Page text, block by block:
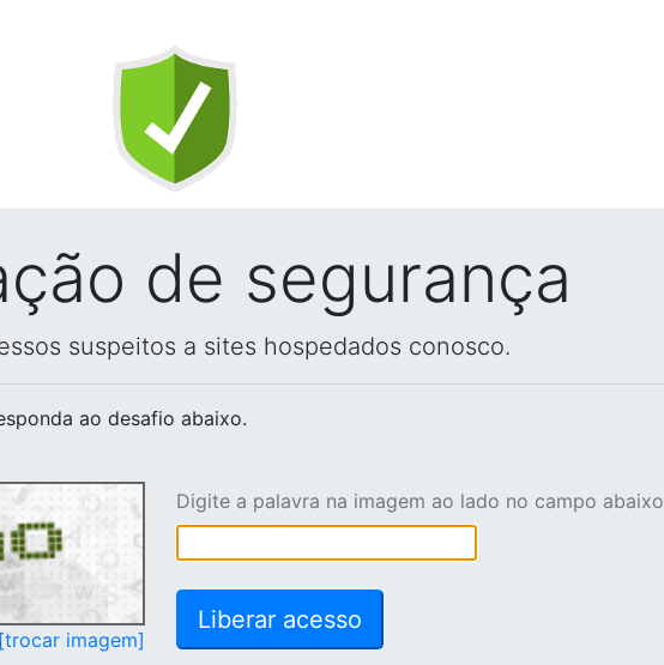
de segurança
suspeitos a sites hospedados conosco.
ao desafio abaixo.
[trocar imagem]
Digite a palavra na imagem ao lado no campo abaixo